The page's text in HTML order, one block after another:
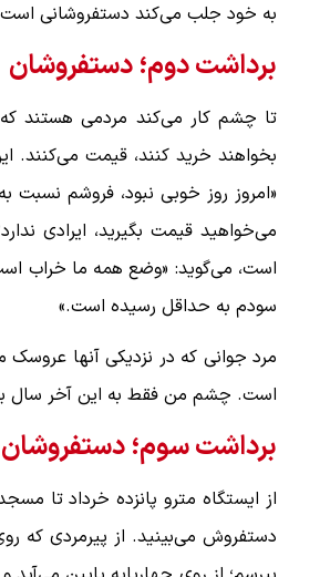
به خود جلب می‌کند دستفروشانی است
برداشت دوم؛ دستفروشان
تا چشم کار می‌کند مردمی هستند که
بخواهند خرید کنند، قیمت می‌کنند.
«امروز روز خوبی نبود، فروشم
می‌خواهید قیمت بگیرید، ایرادی
است، می‌گوید: «وضع همه ما خراب
سودم به حداقل رسیده است.»
مرد جوانی که در نزدیکی آنها
است. چشم من فقط به این آخر سال
برداشت سوم؛
از ایستگاه مترو پانزده خرداد
دستفروش می‌بینید. از پیرمردی که
به عادل
ببینید| روایت
رهبری
۱۴ مرداد ۱۴۰۵